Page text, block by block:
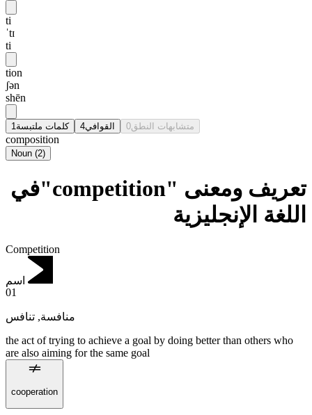
ti
ˈtɪ
ti
tion
ʃən
shēn
كلمات ملتبسة 1 القوافي4 متشابهات النطق0
composition
Noun (2)
تعريف ومعنى "competition"في
اللغة الإنجليزية
Competition
اسم
01
منافسة, تنافس
the act of trying to achieve a goal by doing better than others who
are also aiming for the same goal
cooperation